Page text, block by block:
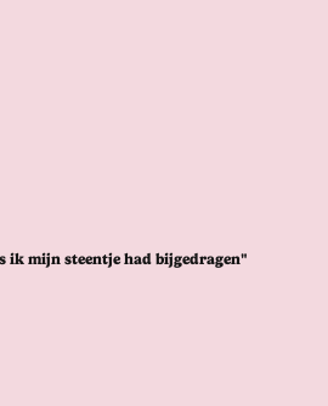
ik mijn steentje had bijgedragen"